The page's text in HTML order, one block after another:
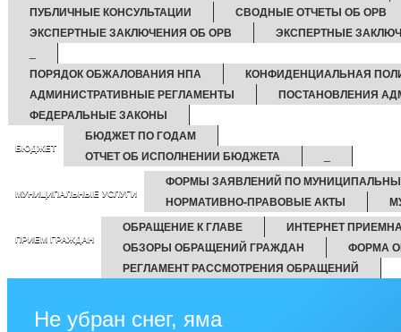
ПУБЛИЧНЫЕ КОНСУЛЬТАЦИИ
СВОДНЫЕ ОТЧЕТЫ ОБ ОРВ
ЭКСПЕРТНЫЕ ЗАКЛЮЧЕНИЯ ОБ ОРВ
ЭКСПЕРТНЫЕ
ПОРЯДОК ОБЖАЛОВАНИЯ НПА
КОНФИДЕНЦИАЛЬНАЯ
АДМИНИСТРАТИВНЫЕ РЕГЛАМЕНТЫ
ПОСТАНОВЛЕНИЯ
ФЕДЕРАЛЬНЫЕ ЗАКОНЫ
БЮДЖЕТ
БЮДЖЕТ ПО ГОДАМ
ОТЧЕТ ОБ ИСПОЛНЕНИИ БЮДЖЕТА
МУНИЦИПАЛЬНЫЕ УСЛУГИ
ФОРМЫ ЗАЯВЛЕНИЙ ПО
НОРМАТИВНО-ПРАВОВЫЕ АКТЫ
ПРИЕМ ГРАЖДАН
ОБРАЩЕНИЕ К ГЛАВЕ
ИНТЕРНЕТ
ОБЗОРЫ ОБРАЩЕНИЙ ГРАЖДАН
ФОРМА
РЕГЛАМЕНТ РАССМОТРЕНИЯ ОБРАЩЕНИЙ
Не убран снег, яма